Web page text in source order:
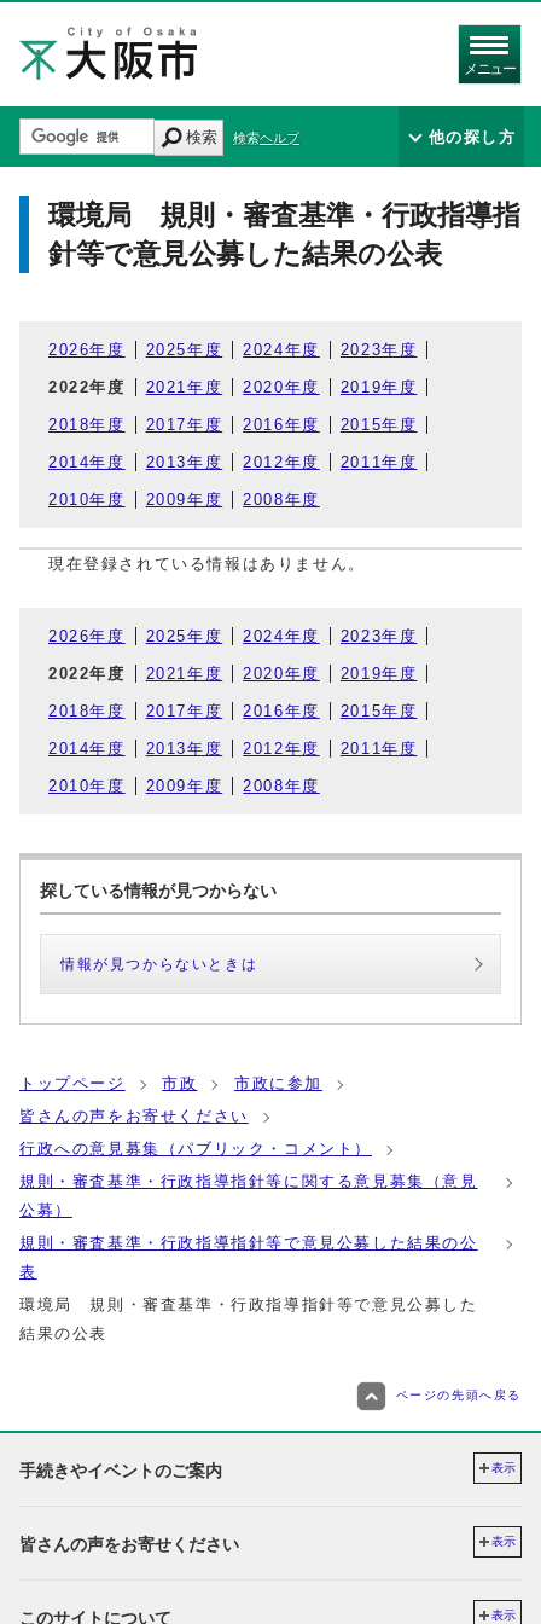
メニュー
検索 検索ヘルプ 他の探し方
環境局 規則・審査基準・行政指導指
針等で意見公募した結果の公表
2026年度 2025年度 2024年度 2023年度
2022年度 2021年度 2020年度 2019年度
2018年度 2017年度 2016年度 2015年度
2014年度 2013年度 2012年度 2011年度
2010年度 2009年度 2008年度
現在登録されている情報はありません。
2026年度 2025年度 2024年度 2023年度
2022年度 2021年度 2020年度 2019年度
2018年度 2017年度 2016年度 2015年度
2014年度 2013年度 2012年度 2011年度
2010年度 2009年度 2008年度
探している情報が見つからない
情報が見つからないときは
トップページ 市政
市政に参加
皆さんの声をお寄せください
行政への意見募集（パブリック・コメント）
規則・審査基準・行政指導指針等に関する意見募集（意見
公募）
規則・審査基準・行政指導指針等で意見公募した結果の公
表
環境局 規則・審査基準・行政指導指針等で意見公募した
結果の公表
ページの先頭へ戻る
手続きやイベントのご案内 表示
皆さんの声をお寄せください 表示
このサイトについて 表示